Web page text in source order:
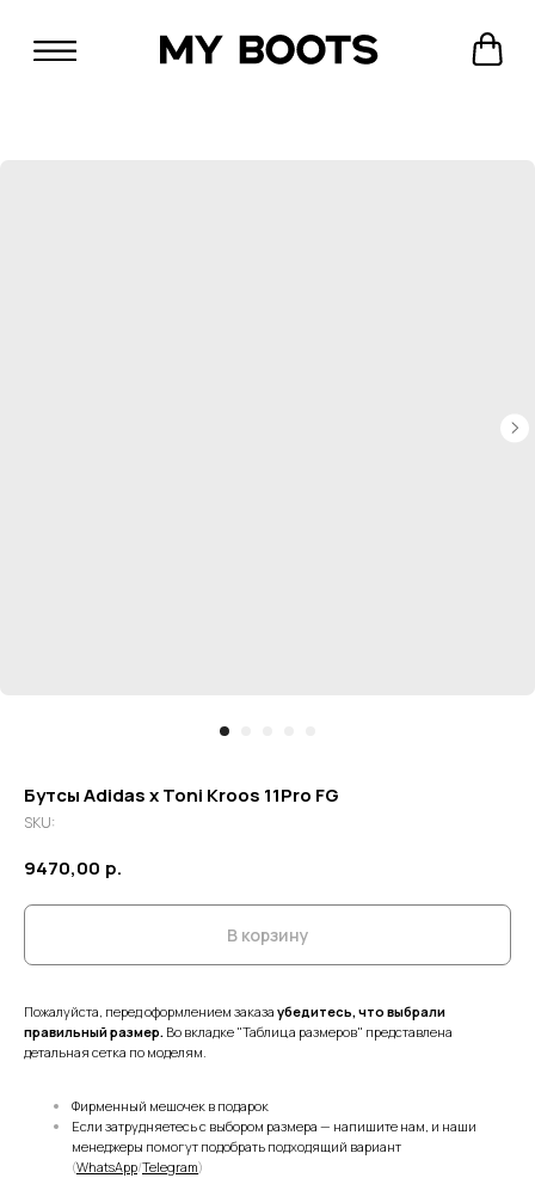
Бутсы Adidas x Toni Kroos 11Pro FG
SKU:
9470,00 р.
В корзину
Пожалуйста, перед оформлением заказа убедитесь, что выбрали
правильный размер. Во вкладке "Таблица размеров" представлена
детальная сетка по моделям.
Фирменный мешочек в подарок
Если затрудняетесь с выбором размера — напишите нам, и наши
менеджеры помогут подобрать подходящий вариант
(WhatsApp/Telegram)